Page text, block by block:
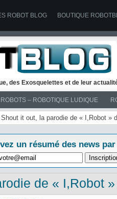
ROBOT BLOG BOUTIQUE
des Exosquelettes et de leur
– ROBOTIQUE LUDIQUE
it out, la parodie de « I,Robot »
un résumé des news
de « I,Robot